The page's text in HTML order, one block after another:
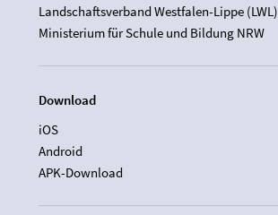
Landschaftsverband Westfalen-Lippe (LWL)
Ministerium für Schule und Bildung NRW
Download
iOS
Android
APK-Download